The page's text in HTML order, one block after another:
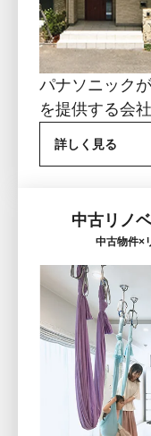
パナソニック
を提供する会
詳しく見る
中古リノ
中古物件×